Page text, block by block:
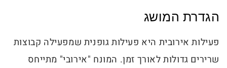
הגדרת המושג
פעילות אירובית היא פעילות גופנית שמפעילה קבוצות
שרירים גדולות לאורך זמן. המונח "אירובי" מתייחס